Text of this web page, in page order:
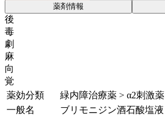
薬剤情報
後
毒
劇
麻
向
覚
薬効分類
緑内障治療薬 > α2刺激薬
一般名
ブリモニジン酒石酸塩液